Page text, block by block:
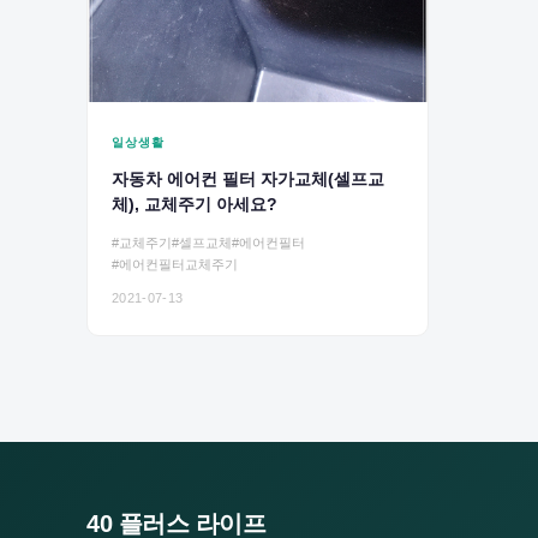
일상생활
자동차 에어컨 필터 자가교체(셀프교
체), 교체주기 아세요?
#교체주기#셀프교체#에어컨필터
#에어컨필터교체주기
2021-07-13
40 플러스 라이프